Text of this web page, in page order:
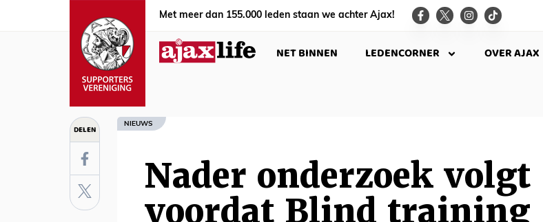
Met meer dan 155.000 leden staan we achter Ajax!
NET BINNEN LEDENCORNER OVER AJAX
DELEN NIEUWS
Nader onderzoek volgt
voordat Blind training